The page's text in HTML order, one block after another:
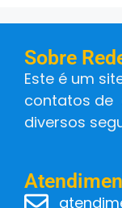
Sobre
Este é um
contatos de
diversos